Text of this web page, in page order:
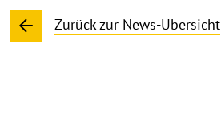
Zurück zur News-Übersicht